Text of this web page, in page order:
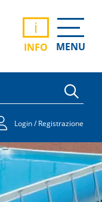
i
INFO MENU
Login / Registrazione